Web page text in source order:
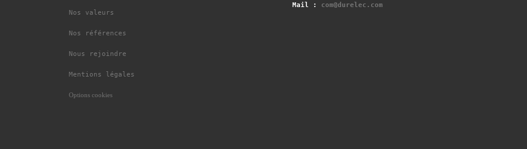
Nos valeurs
Nos références
Nous rejoindre
Mentions légales
Options cookies
Mail : com@durelec.com